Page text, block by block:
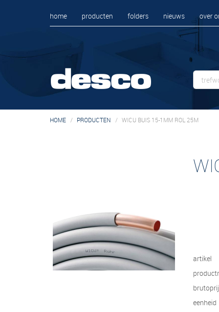
home producten folders nieuws over
HOME PRODUCTEN WICU BUIS 15-1MM ROL 25M
artikel
eenheid